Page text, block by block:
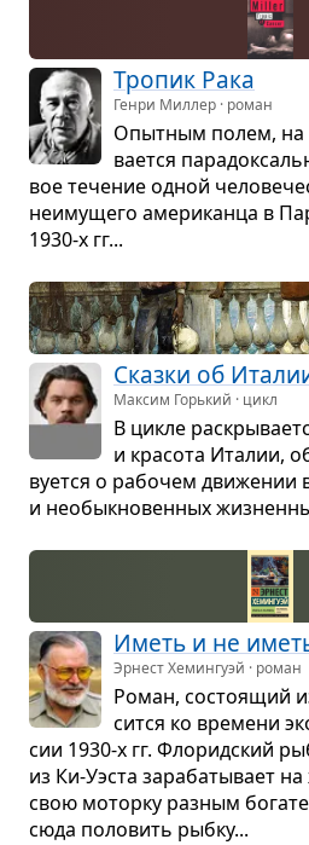
Тро­пик Рака
Генри Миллер · роман
Опыт­ным полем,
ва­ется
вое тече­ние одной
неиму­щего аме­ри­канца в
1930-х гг...
Сказки об
Максим Горький · цикл
В цикле
и кра­сота Ита­лии,
ву­ется о рабо­чем дви­же­нии
и необык­но­вен­ных
Иметь и не
Эрнест Хемингуэй · роман
Роман, состо­я­щий
сится ко вре­мени
сии 1930-х гг. Фло­рид­ский
из Ки-Уэста зара­ба­ты­вает
свою моторку раз­ным
сюда поло­вить рыбку...